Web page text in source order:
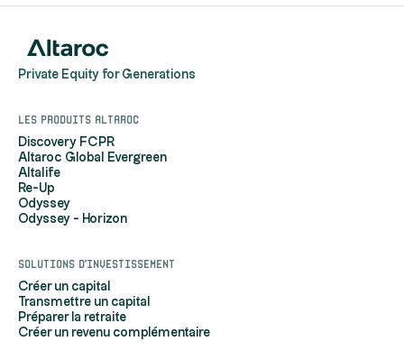
Private Equity for Generations
Les produits Altaroc
Discovery FCPR
Altaroc Global Evergreen
Altalife
Re-Up
Odyssey
Odyssey - Horizon
Solutions d'investissement
Créer un capital
Transmettre un capital
Préparer la retraite
Créer un revenu complémentaire